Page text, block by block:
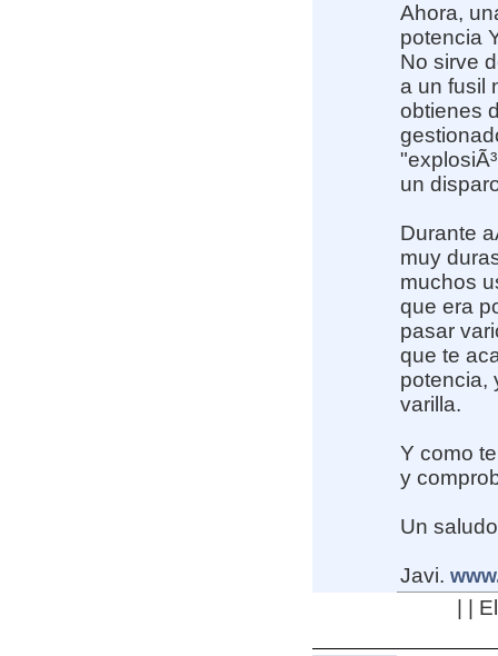
Ahora,
potencia
No sirve
a un fusil
obtienes
un
Durante
muy
muchos
que era
pasar
que te
potencia,
varilla.
Y como
y
Un
Javi.
| |